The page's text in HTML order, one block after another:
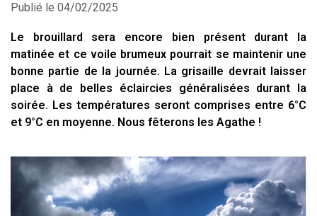
Publié le 04/02/2025
Le brouillard sera encore bien présent durant la
matinée et ce voile brumeux pourrait se maintenir une
bonne partie de la journée. La grisaille devrait laisser
place à de belles éclaircies généralisées durant la
soirée. Les températures seront comprises entre 6°C
et 9°C en moyenne. Nous fêterons les Agathe !